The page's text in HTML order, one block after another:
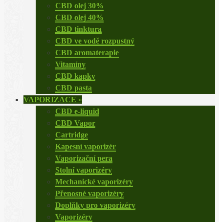
CBD olej 30%
CBD olej 40%
CBD tinktura
CBD ve vodě rozpustný
CBD aromaterapie
Vitamíny
CBD kapky
CBD pasta
VAPORIZACE »
CBD e-liquid
CBD Vapor
Cartridge
Kapesní vaporizér
Vaporizační pera
Stolní vaporizéry
Mechanické vaporizéry
Přenosné vaporizéry
Doplňky pro vaporizéry
Vaporizéry